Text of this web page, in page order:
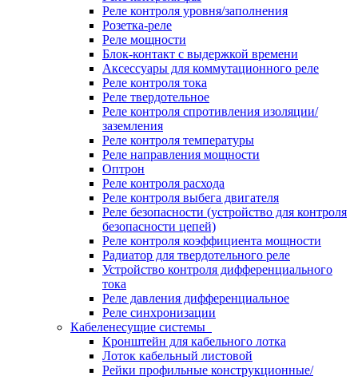
Реле контроля уровня/заполнения
Розетка-реле
Реле мощности
Блок-контакт с выдержкой времени
Аксессуары для коммутационного реле
Реле контроля тока
Реле твердотельное
Реле контроля спротивления изоляции/
заземления
Реле контроля температуры
Реле направления мощности
Оптрон
Реле контроля расхода
Реле контроля выбега двигателя
Реле безопасности (устройство для контроля
безопасности цепей)
Реле контроля коэффициента мощности
Радиатор для твердотельного реле
Устройство контроля дифференциального
тока
Реле давления дифференциальное
Реле синхронизации
Кабеленесущие системы
Кронштейн для кабельного лотка
Лоток кабельный листовой
Рейки профильные конструкционные/